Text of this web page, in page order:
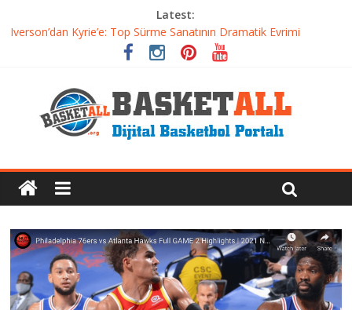
Latest:
Iverson’dan Kyrie’e: Top Sürme Sanatının Dramatik Evrimi
Dünyanın En İyi Basketbol Takımı: Gerçek Şampiyon Kim?
Etkili Basketbol Antrenmanı Nasıl Olmalı
Yaklaşımlar
Basketbolda Şut Antrenmanı ve Grafik Oluşturma